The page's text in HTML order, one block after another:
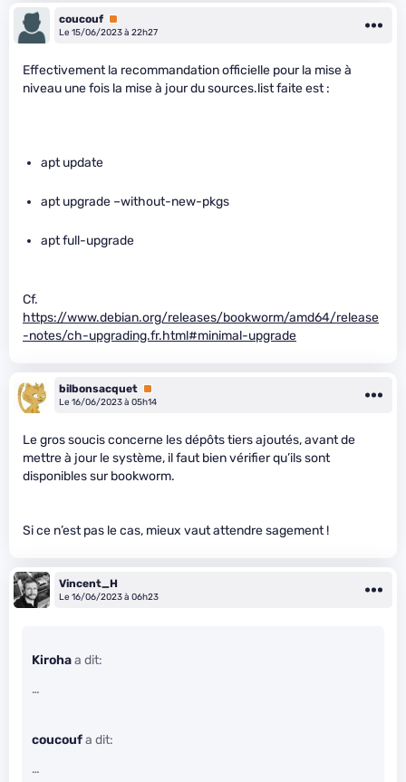
coucouf Premium
Le 15/06/2023 à 22h27
Effectivement la recommandation officielle pour la mise à
niveau une fois la mise à jour du sources.list faite est :
apt update
apt upgrade –without-new-pkgs
apt full-upgrade
Cf.
https://www.debian.org/releases/bookworm/amd64/release
-notes/ch-upgrading.fr.html#minimal-upgrade
bilbonsacquet Premium
Le 16/06/2023 à 05h14
Le gros soucis concerne les dépôts tiers ajoutés, avant de
mettre à jour le système, il faut bien vérifier qu’ils sont
disponibles sur bookworm.
Si ce n’est pas le cas, mieux vaut attendre sagement !
Vincent_H
Le 16/06/2023 à 06h23
Kirohaa dit:
…
coucoufa dit:
…